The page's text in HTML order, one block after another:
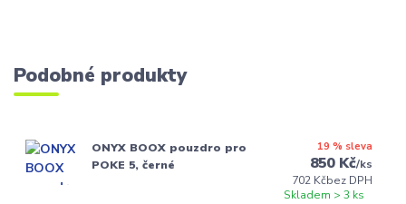
Podobné produkty
ONYX BOOX pouzdro pro
POKE 5, černé
19 % sleva
850 Kč/ks
702 Kčbez DPH
Skladem > 3 ks